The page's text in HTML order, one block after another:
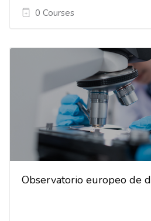
0 Courses
Observatorio europeo de